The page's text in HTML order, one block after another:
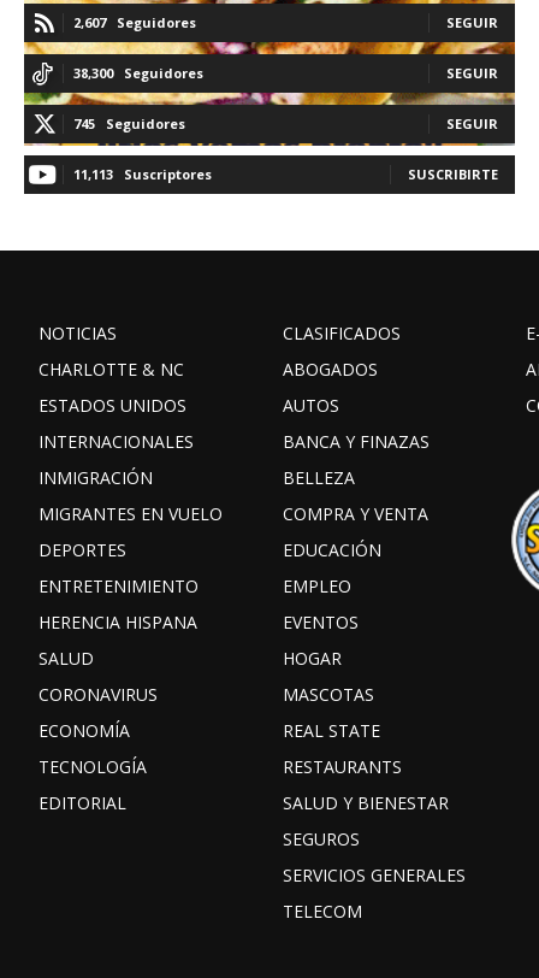
2,607 Seguidores SEGUIR
38,300 Seguidores SEGUIR
745 Seguidores SEGUIR
11,113 Suscriptores SUSCRIBIRTE
NOTICIAS
CHARLOTTE & NC
ESTADOS UNIDOS
INTERNACIONALES
INMIGRACIÓN
MIGRANTES EN VUELO
DEPORTES
ENTRETENIMIENTO
HERENCIA HISPANA
SALUD
CORONAVIRUS
ECONOMÍA
TECNOLOGÍA
EDITORIAL
CLASIFICADOS
ABOGADOS
AUTOS
BANCA Y FINAZAS
BELLEZA
COMPRA Y VENTA
EDUCACIÓN
EMPLEO
EVENTOS
HOGAR
MASCOTAS
REAL STATE
RESTAURANTS
SALUD Y BIENESTAR
SEGUROS
SERVICIOS GENERALES
TELECOM